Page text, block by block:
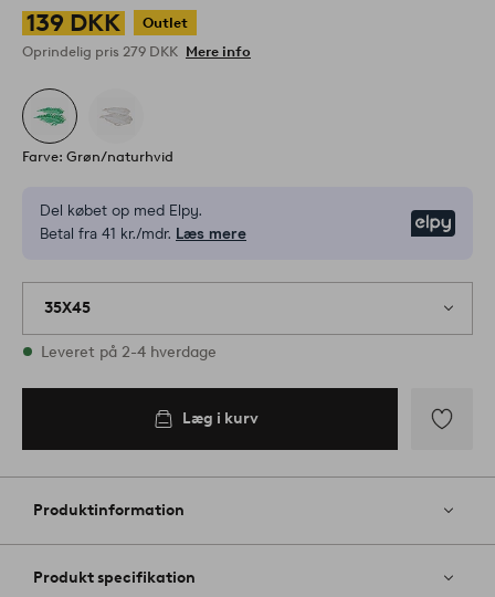
139 DKK
Outlet
Oprindelig pris 279 DKK Mere info
Farve: Grøn/naturhvid
Del købet op med Elpy.
Betal fra 41 kr./mdr. Læs mere
35X45
På lager
Leveret på 2-4 hverdage
Læg i kurv
til
Produktinformation
Produkt specifikation